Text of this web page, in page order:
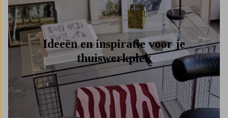
Ideeën en inspiratie voor je
thuiswerkplek